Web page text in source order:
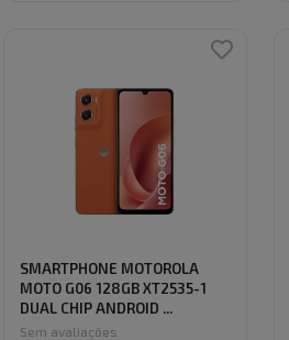
SMARTPHONE MOTOROLA
MOTO G06 128GB XT2535-1
DUAL CHIP ANDROID ...
Sem avaliações